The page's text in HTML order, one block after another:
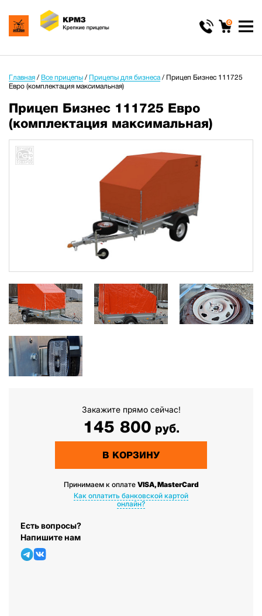
0
Главная / Все прицепы / Прицепы для бизнеса/ Прицеп Бизнес 111725
Евро (комплектация максимальная)
Прицеп Бизнес 111725 Евро
(комплектация максимальная)
Закажите прямо сейчас!
145 800 руб.
В КОРЗИНУ
Принимаем к оплате VISA, MasterCard
Как оплатить банковской картой
онлайн?
Есть вопросы?
Напишите нам